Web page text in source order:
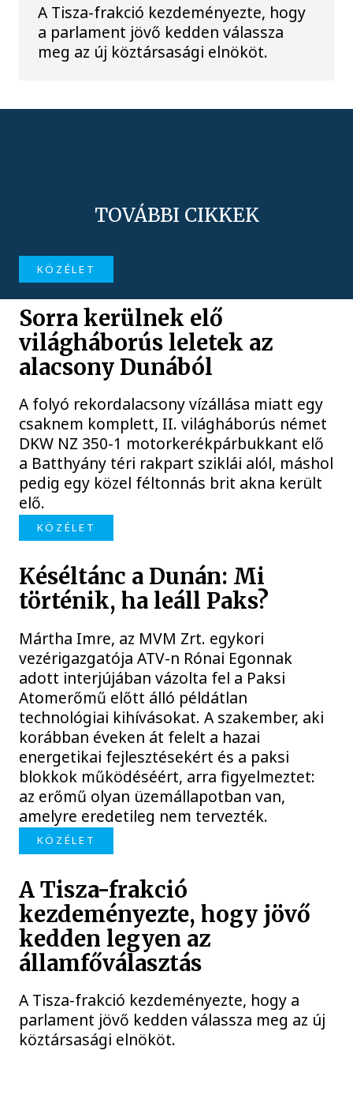
A Tisza-frakció kezdeményezte, hogy
a parlament jövő kedden válassza
meg az új köztársasági elnököt.
TOVÁBBI CIKKEK
KÖZÉLET
Sorra kerülnek elő
világháborús leletek az
alacsony Dunából
A folyó rekordalacsony vízállása miatt egy
csaknem komplett, II. világháborús német
DKW NZ 350-1 motorkerékpárbukkant elő
a Batthyány téri rakpart sziklái alól, máshol
pedig egy közel féltonnás brit akna került
elő.
KÖZÉLET
Késéltánc a Dunán: Mi
történik, ha leáll Paks?
Mártha Imre, az MVM Zrt. egykori
vezérigazgatója ATV-n Rónai Egonnak
adott interjújában vázolta fel a Paksi
Atomerőmű előtt álló példátlan
technológiai kihívásokat. A szakember, aki
korábban éveken át felelt a hazai
energetikai fejlesztésekért és a paksi
blokkok működéséért, arra figyelmeztet:
az erőmű olyan üzemállapotban van,
amelyre eredetileg nem tervezték.
KÖZÉLET
A Tisza-frakció
kezdeményezte, hogy jövő
kedden legyen az
államfőválasztás
A Tisza-frakció kezdeményezte, hogy a
parlament jövő kedden válassza meg az új
köztársasági elnököt.